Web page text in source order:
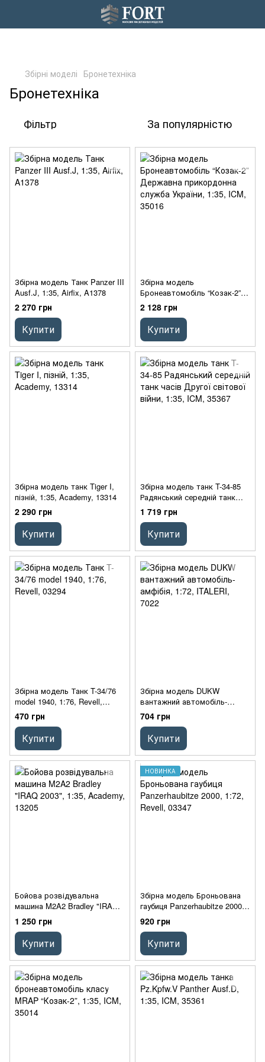
Збірні моделі Бронетехніка
Бронетехніка
Фільтр За популярністю
Збірна модель Танк Panzer III
Ausf.J, 1:35, Airfix, A1378
2 270 грн
Купити
Збірна модель
Бронеавтомобіль “Козак-2”
Державна прикордонна
служба України, 1:35, ICM,
35016
2 128 грн
Купити
Збірна модель танк Tiger I,
пізній, 1:35, Academy, 13314
2 290 грн
Купити
Збірна модель танк T-34-85
Радянський середній танк
часів Другої світової війни,
1:35, ICM, 35367
1 719 грн
Купити
Збірна модель Танк T-34/76
model 1940, 1:76, Revell,
03294
470 грн
Купити
Збірна модель DUKW
вантажний автомобіль-
амфібія, 1:72, ITALERI, 7022
704 грн
Купити
Бойова розвідувальна
машина M2A2 Bradley "IRAQ
2003", 1:35, Academy, 13205
1 250 грн
Купити
НОВИНКА
Збірна модель Броньована
гаубиця Panzerhaubitze 2000,
1:72, Revell, 03347
920 грн
Купити